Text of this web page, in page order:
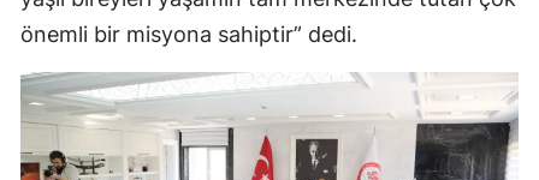
önemli bir misyona sahiptir” dedi.